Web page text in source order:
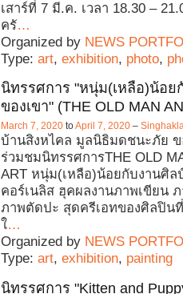
เสาร์ที่ 7 มี.ค. เวลา 18.30 –
ครั…
Organized by NEWS
Type: art, exhibition, photo,
นิทรรศการ "หนุ่ม(เหลือ)น้อย
ของเขา" (THE OLD MAN
March 7, 2020 toApril 7, 2020 –
บ้านสิงหไคล มูลนิธิมดชนะภัย
ร่วมชมนิทรรศการTHE OLD
ART หนุ่ม(เหลือ)น้อยกับงานศิล
คอร์เนลิส ฮุคผลงานภาพเขียน
ภาพตัดปะ สุดครีเอทของศิลปิน
ใ…
Organized by NEWS
Type: art, exhibition, painting
นิทรรศการ "Kitten and